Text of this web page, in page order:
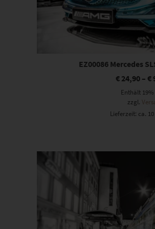
EZ00086 Mercedes
€ 24,90 –€
Enthält 19%
zzgl.
Lieferzeit: ca.
Dieses Produkt weist mehrere